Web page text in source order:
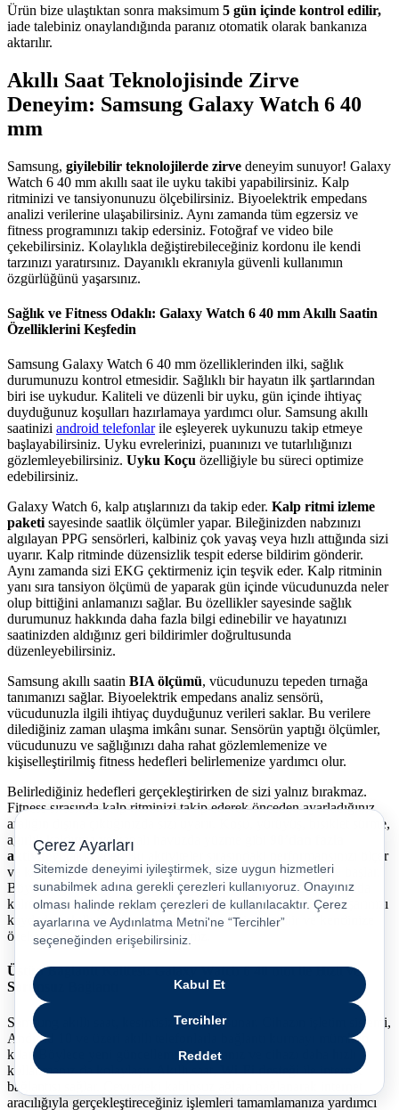
Ürün bize ulaştıktan sonra maksimum 5 gün içinde kontrol edilir,
iade talebiniz onaylandığında paranız otomatik olarak bankanıza
aktarılır.
Akıllı Saat Teknolojisinde Zirve
Deneyim: Samsung Galaxy Watch 6 40
mm
Samsung, giyilebilir teknolojilerde zirve deneyim sunuyor! Galaxy
Watch 6 40 mm akıllı saat ile uyku takibi yapabilirsiniz. Kalp
ritminizi ve tansiyonunuzu ölçebilirsiniz. Biyoelektrik empedans
analizi verilerine ulaşabilirsiniz. Aynı zamanda tüm egzersiz ve
fitness programınızı takip edersiniz. Fotoğraf ve video bile
çekebilirsiniz. Kolaylıkla değiştirebileceğiniz kordonu ile kendi
tarzınızı yaratırsınız. Dayanıklı ekranıyla güvenli kullanımın
özgürlüğünü yaşarsınız.
Sağlık ve Fitness Odaklı: Galaxy Watch 6 40 mm Akıllı Saatin
Özelliklerini Keşfedin
Samsung Galaxy Watch 6 40 mm özelliklerinden ilki, sağlık
durumunuzu kontrol etmesidir. Sağlıklı bir hayatın ilk şartlarından
biri ise uykudur. Kaliteli ve düzenli bir uyku, gün içinde ihtiyaç
duyduğunuz koşulları hazırlamaya yardımcı olur. Samsung akıllı
saatinizi android telefonlarile eşleyerek uykunuzu takip etmeye
başlayabilirsiniz. Uyku evrelerinizi, puanınızı ve tutarlılığınızı
gözlemleyebilirsiniz. Uyku Koçu özelliğiyle bu süreci optimize
edebilirsiniz.
Galaxy Watch 6, kalp atışlarınızı da takip eder. Kalp ritmi izleme
paketi sayesinde saatlik ölçümler yapar. Bileğinizden nabzınızı
algılayan PPG sensörleri, kalbiniz çok yavaş veya hızlı attığında sizi
uyarır. Kalp ritminde düzensizlik tespit ederse bildirim gönderir.
Aynı zamanda sizi EKG çektirmeniz için teşvik eder. Kalp ritminin
yanı sıra tansiyon ölçümü de yaparak gün içinde vücudunuzda neler
olup bittiğini anlamanızı sağlar. Bu özellikler sayesinde sağlık
durumunuz hakkında daha fazla bilgi edinebilir ve hayatınızı
saatinizden aldığınız geri bildirimler doğrultusunda
düzenleyebilirsiniz.
Samsung akıllı saatin BIA ölçümü, vücudunuzu tepeden tırnağa
tanımanızı sağlar. Biyoelektrik empedans analiz sensörü,
vücudunuzla ilgili ihtiyaç duyduğunuz verileri saklar. Bu verilere
dilediğiniz zaman ulaşma imkânı sunar. Sensörün yaptığı ölçümler,
vücudunuzu ve sağlığınızı daha rahat gözlemlemenize ve
kişiselleştirilmiş fitness hedefleri belirlemenize yardımcı olur.
Belirlediğiniz hedefleri gerçekleştirirken de sizi yalnız bırakmaz.
Fitness sırasında kalp ritminizi takip ederek önceden ayarladığınız
aralığın dışına çıktığınızda sizi uyarır. Koşu, yürüyüş, bisiklet sürme,
ağırlık kaldırma ve kapalı havuzda yüzme gibi
aktiviteyitakip eder. Bu aktiviteler sırasındaki performansınızı ölçer
ve kaydeder. Üstelik hareketleri tanıyarak doğrudan ölçüme başlar.
Böylece aktiviteye başlamadan önce saatinizi ayarlamak zorunda
kalmazsınız. Hiçbir pratiği ölçmeyi unutmazsınız. Fiziksel başarınızı
kaydeden akıllı saatiniz ile gelişiminizi takip edebilir ve kendinize
özel egzersiz planı oluşturabilirsiniz.
Üstün Bağlantı Kalitesi: Galaxy Watch 6 40 mm ile Hızlı ve
Sorunsuz Bağlantı
Samsung akıllı saat, kesintisiz bağlantı sunar. Cihazın işletim sistemi,
Android 10 ve üzeri akıllı telefonlarla bağlantı kurmayı mümkün
kılar. Böylece yeni güncellemeleri almanız ve cihazı daha hızlı
kullanmanız da kolaylaşır. Akıllı saat,Wi-Fi desteğiile internet
bağlantısı sağlar. Çevredeki kablosuz ağlara bağlanarak internet
aracılığıyla gerçekleştireceğiniz işlemleri tamamlamanıza yardımcı